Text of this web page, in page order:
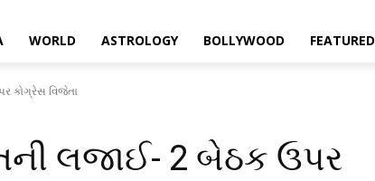
WORLD ASTROLOGY BOLLYWOOD FEATURED
કોગ્રેસ વિજેતા
લજાઈ- 2 બેઠક ઉપર